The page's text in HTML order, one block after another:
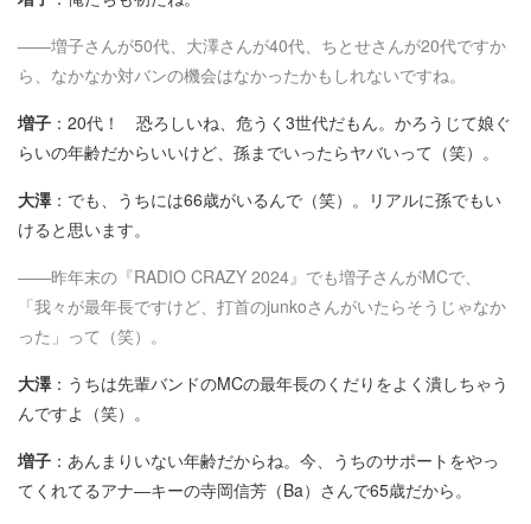
――増子さんが50代、大澤さんが40代、ちとせさんが20代ですか
ら、なかなか対バンの機会はなかったかもしれないですね。
増子 ：20代！ 恐ろしいね、危うく3世代だもん。かろうじて娘ぐ
らいの年齢だからいいけど、孫までいったらヤバいって（笑）。
大澤：でも、うちには66歳がいるんで（笑）。リアルに孫でもい
けると思います。
――昨年末の『RADIO CRAZY 2024』でも増子さんがMCで、
「我々が最年長ですけど、打首のjunkoさんがいたらそうじゃなか
った」って（笑）。
大澤：うちは先輩バンドのMCの最年長のくだりをよく潰しちゃう
んですよ（笑）。
増子 ：あんまりいない年齢だからね。今、うちのサポートをやっ
てくれてるアナ―キーの寺岡信芳（Ba）さんで65歳だから。